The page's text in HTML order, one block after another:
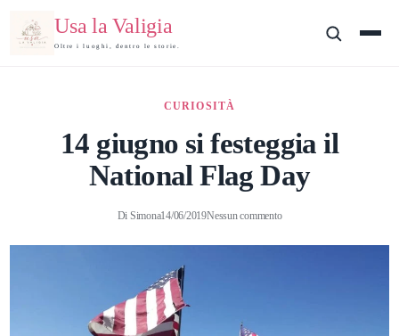
Usa la Valigia
Oltre i luoghi, dentro le storie.
CURIOSITÀ
14 giugno si festeggia il
National Flag Day
Di Simona14/06/2019Nessun commento